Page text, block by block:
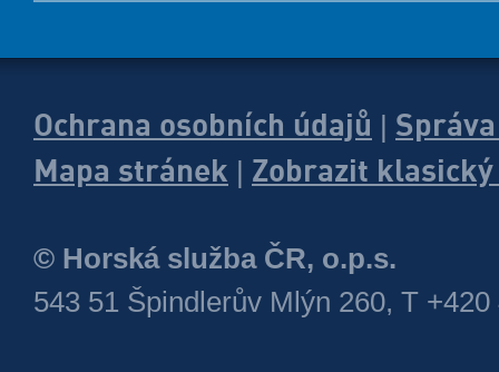
Ochrana osobních údajů
Mapa stránek
Zobrazit
© Horská služba ČR, o.p.s.
543 51 Špindlerův Mlýn 260, T +420